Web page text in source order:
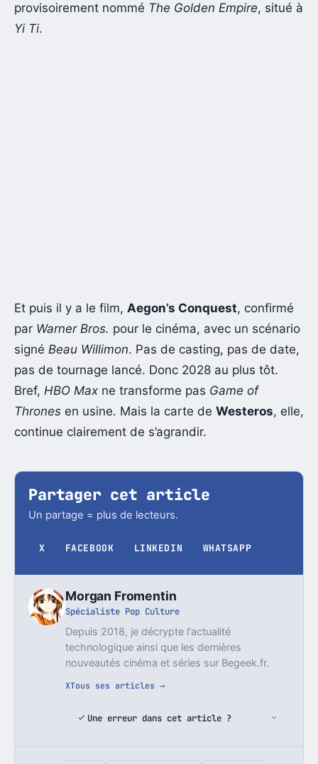
provisoirement nommé The Golden Empire, situé à
Yi Ti.
Et puis il y a le film, Aegon’s Conquest, confirmé
par Warner Bros. pour le cinéma, avec un scénario
signé Beau Willimon. Pas de casting, pas de date,
pas de tournage lancé. Donc 2028 au plus tôt.
Bref, HBO Max ne transforme pas Game of
Thrones en usine. Mais la carte de Westeros, elle,
continue clairement de s’agrandir.
Partager cet article
Un partage = plus de lecteurs.
X FACEBOOK LINKEDIN WHATSAPP
Morgan Fromentin
Spécialiste Pop Culture
Depuis 2018, je décrypte l'actualité
technologique ainsi que les dernières
nouveautés cinéma et séries sur Begeek.fr.
XTous ses articles →
Une erreur dans cet article ?